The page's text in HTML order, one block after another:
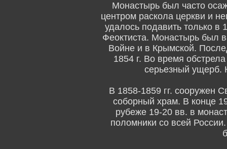
Монастырь был часто
центром раскола церкви и
удалось подавить только в
Феоктиста. Монастырь был
Войне и в Крымской.
1854 г. Во время
серьезный ущерб.
В 1858-1859 гг. сооружен
соборный храм. В конце
рубеже 19-20 вв. в
поломники со всей